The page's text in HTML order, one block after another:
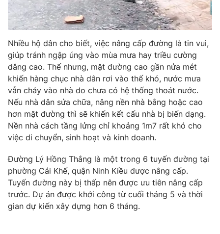
Photo Infographic
Video Shorts video
VTV Money VTV Thể thao
VTV Sức khoẻ Bất động sản
Thị trường 24h Tấm lòng Việt
VTV4 Vươn mình bằng AI
VTV9 VTV8
Nhiều hộ dân cho biết, việc nâng cấp đường là tin vui,
giúp tránh ngập úng vào mùa mưa hay triều cường
dâng cao. Thế nhưng, mặt đường cao gần nửa mét
khiến hàng chục nhà dân rơi vào thế khó, nước mưa
vẫn chảy vào nhà do chưa có hệ thống thoát nước.
Nếu nhà dân sửa chữa, nâng nền nhà bằng hoặc cao
hơn mặt đường thì sẽ khiến kết cấu nhà bị biến dạng.
Nền nhà cách tầng lửng chỉ khoảng 1m7 rất khó cho
việc di chuyển, sinh hoạt và kinh doanh.
Đường Lý Hồng Thắng là một trong 6 tuyến đường tại
phường Cái Khế, quận Ninh Kiều được nâng cấp.
Tuyến đường này bị thấp nên được ưu tiên nâng cấp
trước. Dự án được khởi công từ cuối tháng 5 và thời
gian dự kiến xây dựng hơn 6 tháng.